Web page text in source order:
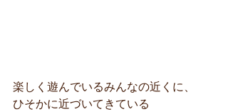
楽しく遊んでいるみんなの近くに、
ひそかに近づいてきている